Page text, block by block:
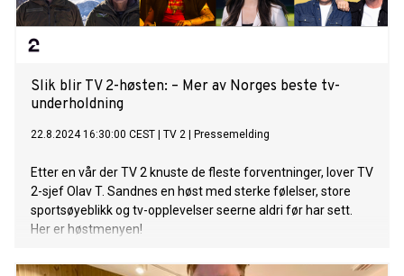
Slik blir TV 2-høsten: – Mer av Norges beste tv-
underholdning
22.8.2024 16:30:00 CEST TV 2 Pressemelding
Etter en vår der TV 2 knuste de fleste forventninger, lover TV
2-sjef Olav T. Sandnes en høst med sterke følelser, store
sportsøyeblikk og tv-opplevelser seerne aldri før har sett.
Her er høstmenyen!